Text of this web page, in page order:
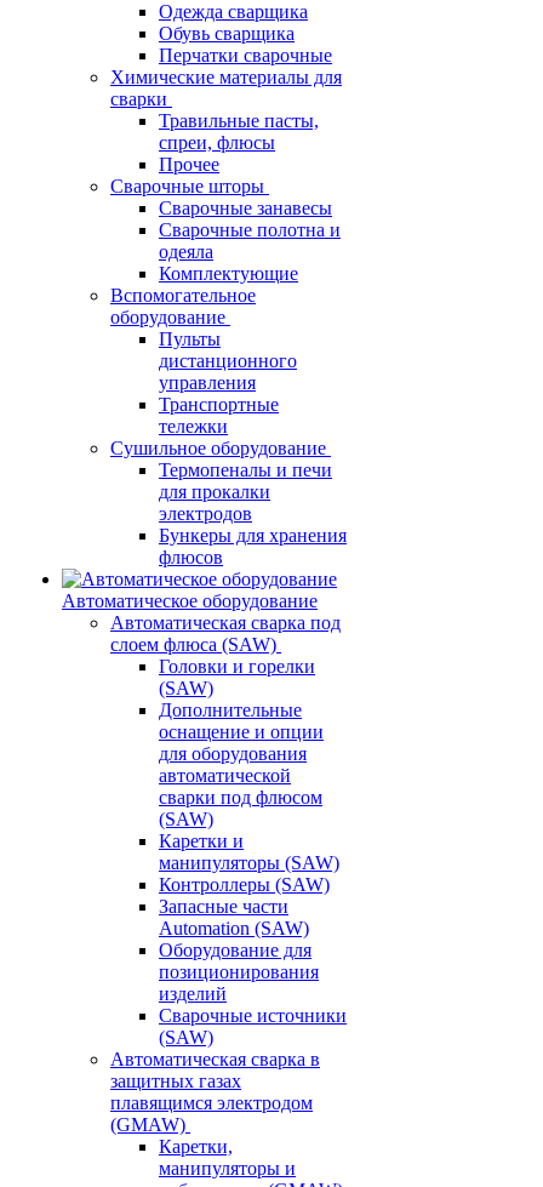
Одежда сварщика
Обувь сварщика
Перчатки сварочные
Химические материалы для
сварки
Травильные пасты,
спреи, флюсы
Прочее
Сварочные шторы
Сварочные занавесы
Сварочные полотна и
одеяла
Комплектующие
Вспомогательное
оборудование
Пульты
дистанционного
управления
Транспортные
тележки
Сушильное оборудование
Термопеналы и печи
для прокалки
электродов
Бункеры для хранения
флюсов
Автоматическое оборудование
Автоматическая сварка под
слоем флюса (SAW)
Головки и горелки
(SAW)
Дополнительные
оснащение и опции
для оборудования
автоматической
сварки под флюсом
(SAW)
Каретки и
манипуляторы (SAW)
Контроллеры (SAW)
Запасные части
Automation (SAW)
Оборудование для
позиционирования
изделий
Сварочные источники
(SAW)
Автоматическая сварка в
защитных газах
плавящимся электродом
(GMAW)
Каретки,
манипуляторы и